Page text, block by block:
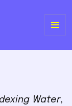
Water,